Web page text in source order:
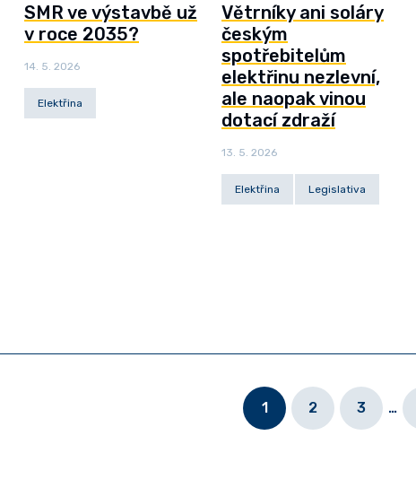
SMR ve výstavbě už
v roce 2035?
14. 5. 2026
Elektřina
Větrníky ani soláry
českým
spotřebitelům
elektřinu nezlevní,
ale naopak vinou
dotací zdraží
13. 5. 2026
Elektřina Legislativa
1 2 3 …